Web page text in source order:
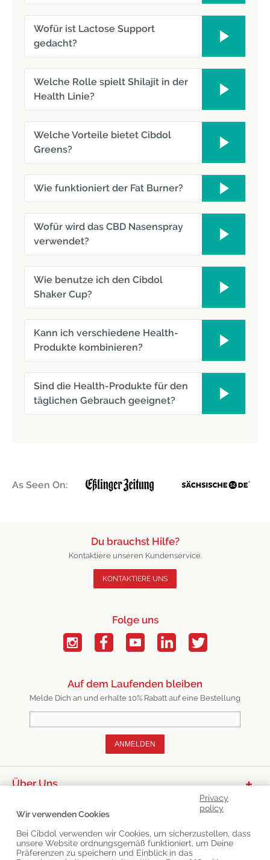
Wofür ist Lactose Support
gedacht?
Welche Rolle spielt Shilajit in der
Health Linie?
Welche Vorteile bietet Cibdol
Greens?
Wie funktioniert der Fat Burner?
Wofür wird das CBD Nasenspray
verwendet?
Wie benutze ich den Cibdol
Shaker Cup?
Kann ich verschiedene Health-
Produkte kombinieren?
Sind die Health-Produkte für den
täglichen Gebrauch geeignet?
As Seen On:
Du brauchst Hilfe?
Kontaktiere unseren Kundenservice.
KONTAKTIERE UNS
Folge uns
Auf dem Laufenden bleiben
Melde Dich an und erhalte 10% Rabatt auf eine Bestellung
ANMELDEN
Über Uns
Aktuelle CBD-Blogs
Privacy
policy
Wir verwenden Cookies
Bei Cibdol verwenden wir Cookies, um sicherzustellen, dass
unsere Website ordnungsgemäß funktioniert, um Deine
Präferenzen zu speichern und Einblick in das